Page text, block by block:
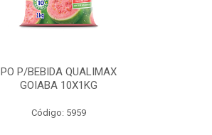
PO P/BEBIDA QUALIMAX
GOIABA 10X1KG
Código: 5959